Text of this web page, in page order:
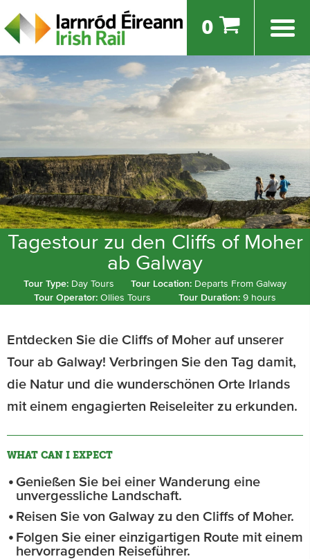
0
Tagestour zu den Cliffs of Moher
ab Galway
Tour Type: Day Tours Tour Location: Departs From Galway
Tour Operator:Ollies Tours Tour Duration: 9 hours
Entdecken Sie die Cliffs of Moher auf unserer
Tour ab Galway! Verbringen Sie den Tag damit,
die Natur und die wunderschönen Orte Irlands
mit einem engagierten Reiseleiter zu erkunden.
WHAT CAN I EXPECT
Genießen Sie bei einer Wanderung eine
unvergessliche Landschaft.
Reisen Sie von Galway zu den Cliffs of Moher.
Folgen Sie einer einzigartigen Route mit einem
hervorragenden Reiseführer.